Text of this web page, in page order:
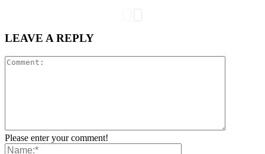
LEAVE A REPLY
Please enter your comment!